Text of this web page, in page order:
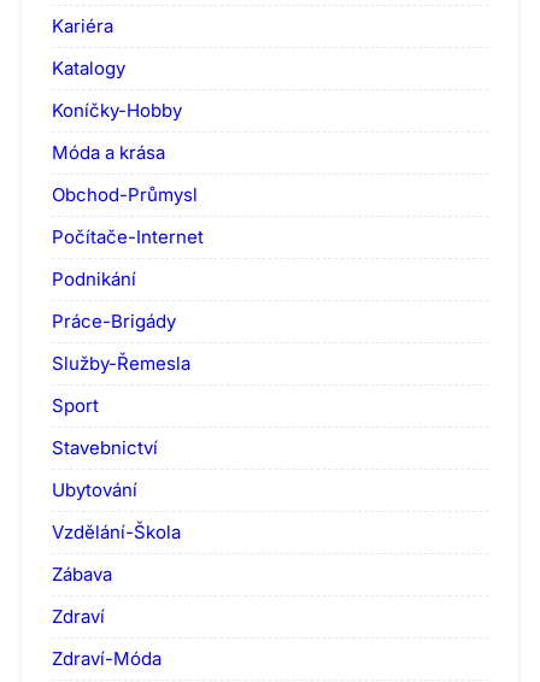
Kariéra
Katalogy
Koníčky-Hobby
Móda a krása
Obchod-Průmysl
Počítače-Internet
Podnikání
Práce-Brigády
Služby-Řemesla
Sport
Stavebnictví
Ubytování
Vzdělání-Škola
Zábava
Zdraví
Zdraví-Móda